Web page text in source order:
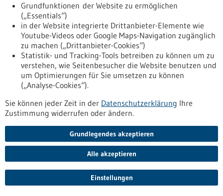
solche Fälle bietet die Kassenärztliche Vereinigung Baden-
Württemberg (KVBW) im Rahmen des docdirekt-Projekts Hilfe
an: Jeder gesetzlich Versicherte im Land bekommt
wochentags per Telefon, App oder Chat kostenfrei und
bequem von zuhause telemedizinische Hilfe durch einen
kompetenten Allgemeinmediziner oder Kinderarzt.
https://www.gesundheitsindustrie-
bw.de/fachbeitrag/aktuell/docdirekt-smart-zum-arzt-baden-
wuerttemberg
Fachbeitrag - 22.10.2019
Grundfunktionen der Website zu ermöglichen
(„Essentials“)
in der Website integrierte Drittanbieter-Elemente wie
Youtube-Videos oder Google Maps-Navigation zugänglich
zu machen („Drittanbieter-Cookies“)
Statistik- und Tracking-Tools betreiben zu können um zu
verstehen, wie Seitenbesucher die Website benutzen und
um Optimierungen für Sie umsetzen zu können
(„Analyse-Cookies“).
Sie können jeder Zeit in der Datenschutzerklärung Ihre
Zustimmung widerrufen oder ändern.
Grundlegendes akzeptieren
Alle akzeptieren
Einstellungen